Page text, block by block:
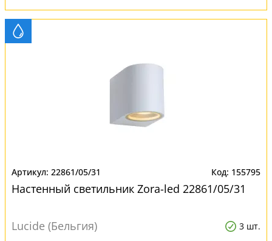
22861/05/31 155795
Настенный светильник Zora-led 22861/05/31
Lucide (Бельгия) 3 шт.